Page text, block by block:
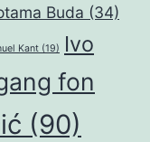
Buda (34)
Kant (19)
Ivo
fon
(90)